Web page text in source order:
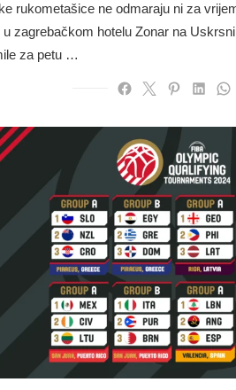
rukometašice ne odmaraju ni za
u zagrebačkom hotelu Zonar na
za petu …